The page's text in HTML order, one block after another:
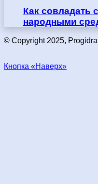
Как совладать
народными
© Copyright 2025,
Кнопка «Наверх»